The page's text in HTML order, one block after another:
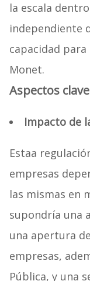
la escala
independiente
capacidad
Monet.
Aspectos
Impacto de
Estaa
empresas
las mismas en
supondría una
una apertura
empresas,
Pública, y una